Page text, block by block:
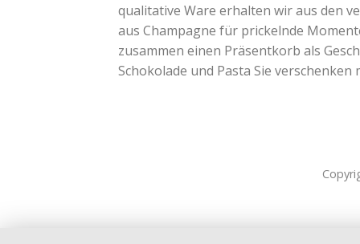
qualitative Ware erhalten wir aus den
aus Champagne für prickelnde
zusammen einen Präsentkorb als
Schokolade und Pasta Sie